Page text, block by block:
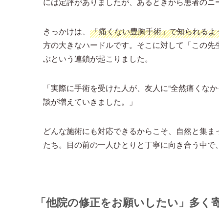
きっかけは、 「痛くない豊胸手術」で知られるよ
方の大きなハードルです。そこに対して「この
ぶという連鎖が起こりました。
「実際に手術を受けた人が、友人に“全然痛くな
談が増えていきました。」
どんな施術にも対応できるからこそ、自然と集
たち。目の前の一人ひとりと丁寧に向き合う中
「他院の修正をお願いしたい」多